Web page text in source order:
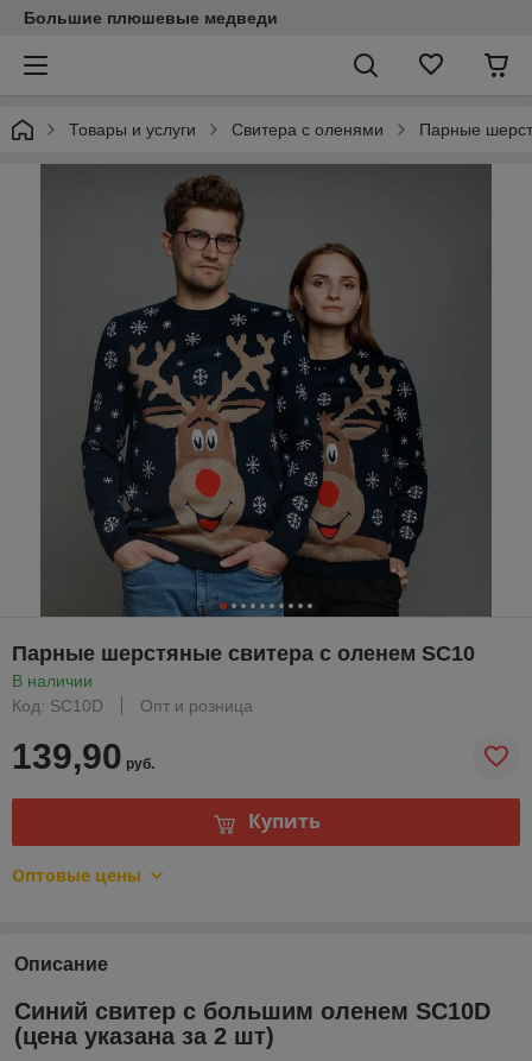
Большие плюшевые медведи
Товары и услуги Свитера с оленями Парные
Парные шерстяные свитера с оленем SC10
В наличии
Код: SC10D
Опт и розница
139,90 руб.
Купить
Оптовые цены
Описание
Синий свитер с большим оленем SC10D
(цена указана за 2 шт)